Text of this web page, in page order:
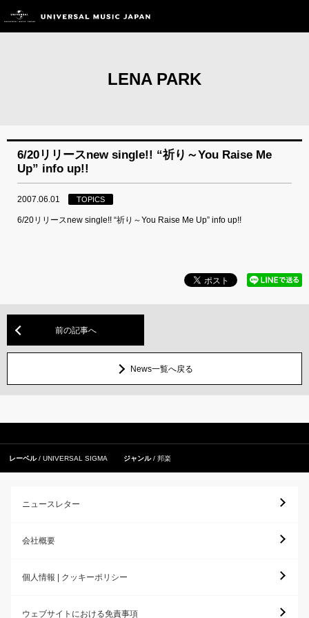
LENA PARK
6/20リリースnew single!! “祈り～You Raise Me
Up” info up!!
2007.06.01 TOPICS
6/20リリースnew single!! “祈り～You Raise Me Up” info up!!
前の記事へ
News一覧へ戻る
レーベル UNIVERSAL SIGMA ジャンル 邦楽
ニュースレター
会社概要
個人情報 | クッキーポリシー
ウェブサイトにおける免責事項